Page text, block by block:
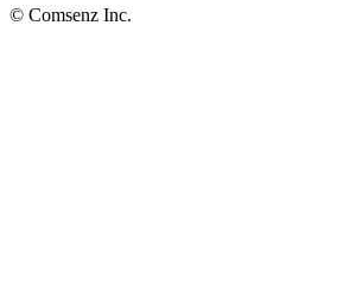
© Comsenz Inc.